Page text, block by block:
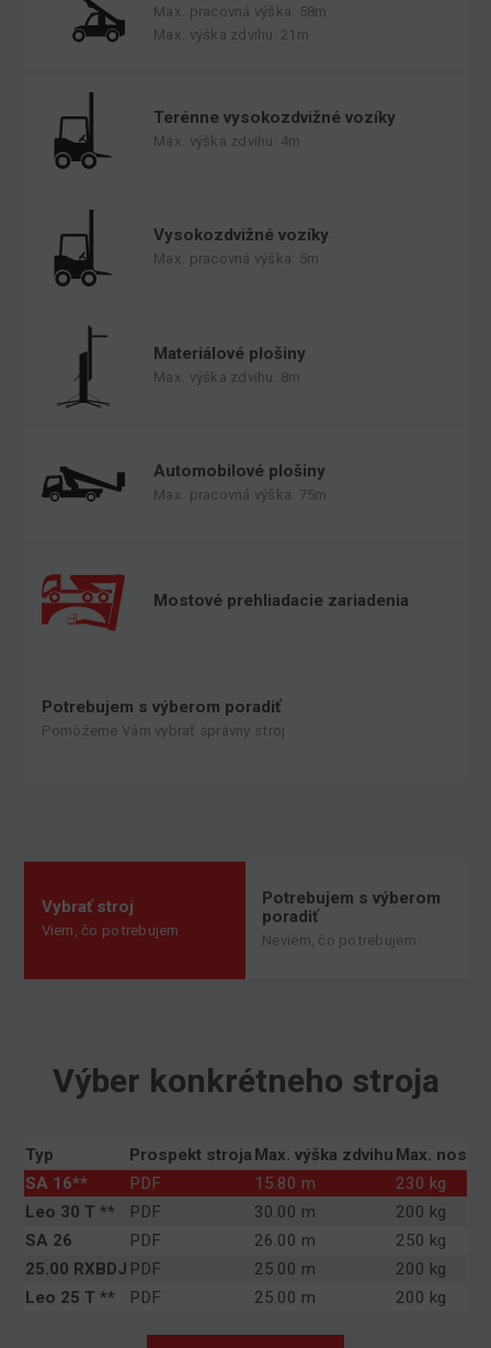
Max. pracovná výška: 58m
Max. výška zdvihu: 21m
Terénne vysokozdvižné vozíky
Max. výška zdvihu: 4m
Vysokozdvižné vozíky
Max. pracovná výška: 5m
Materiálové plošiny
Max. výška zdvihu: 8m
Automobilové plošiny
Max. pracovná výška: 75m
Mostové prehliadacie zariadenia
Potrebujem s výberom poradiť
Pomôžeme Vám vybrať správny stroj
Vybrať stroj
Viem, čo potrebujem
Potrebujem s výberom
poradiť
Neviem, čo potrebujem
Výber konkrétneho stroja
Typ Prospekt stroja Max. výška zdvihu Max.
SA 16**
PDF 15.80 m
230 kg
Leo 30 T **
PDF 30.00 m
200 kg
SA 26
PDF 26.00 m
250 kg
25.00 RXBDJ PDF 25.00 m
200 kg
Leo 25 T **
PDF 25.00 m 200 kg